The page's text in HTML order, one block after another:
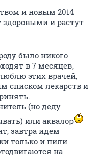
и новым 2014
и растут
было никого
в 7 месяцев,
этих врачей,
списком лекарств и
(но деду
или аквалор
завтра идем
только и пили
на